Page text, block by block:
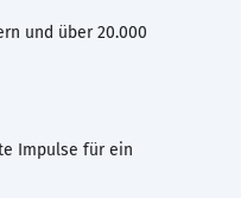
und über 20.000
Impulse für ein